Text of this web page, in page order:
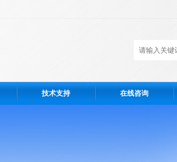
技术支持 在线咨询